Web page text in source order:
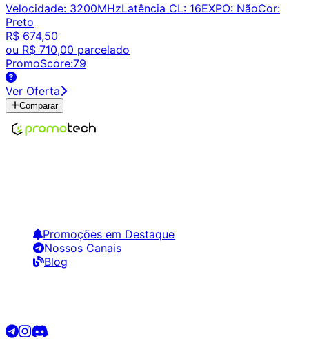
Velocidade: 3200MHzLatência CL: 16EXPO: NãoCor:
Preto
R$ 674,50
ou R$ 710,00 parcelado
PromoScore:79
Ver Oferta
Comparar
Promoções em Destaque
Nossos Canais
Blog